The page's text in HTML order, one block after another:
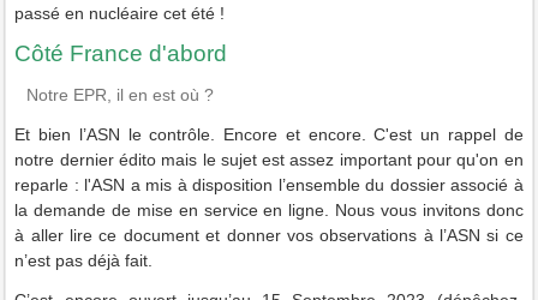
passé en nucléaire cet été !
Côté France d'abord
Notre EPR, il en est où ?
Et bien l’ASN le contrôle. Encore et encore. C'est un rappel de
notre dernier édito mais le sujet est assez important pour qu'on en
reparle : l'ASN a mis à disposition l’ensemble du dossier associé à
la demande de mise en service en ligne. Nous vous invitons donc
à aller lire ce document et donner vos observations à l’ASN si ce
n’est pas déjà fait.